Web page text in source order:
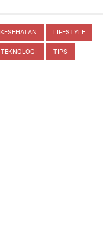
KESEHATAN LIFESTYLE
TEKNOLOGI TIPS